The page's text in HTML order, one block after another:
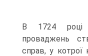
В 1724 році
проваджень
справ, у котрої